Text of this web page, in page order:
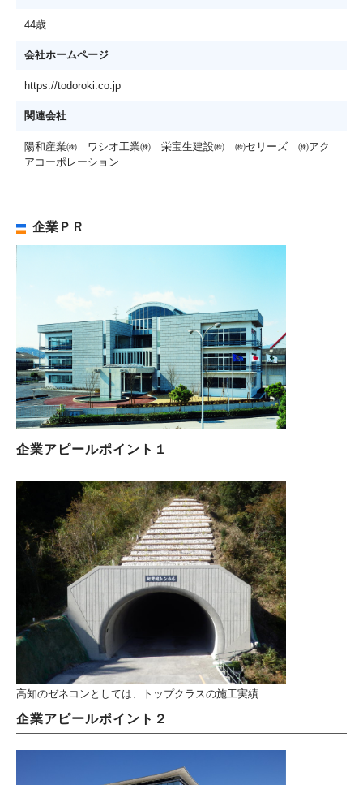
44歳
会社ホームページ
https://todoroki.co.jp
関連会社
陽和産業㈱ ワシオ工業㈱ 栄宝生建設㈱ ㈱セリーズ ㈱アク
アコーポレーション
企業ＰＲ
企業アピールポイント１
高知のゼネコンとしては、トップクラスの施工実績
企業アピールポイント２